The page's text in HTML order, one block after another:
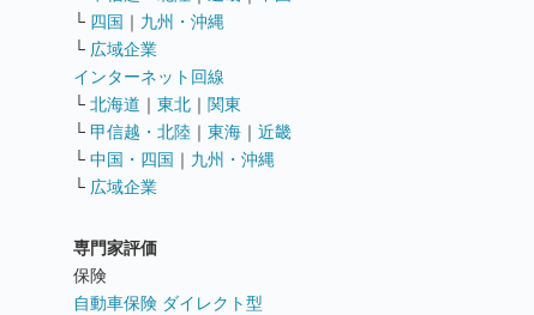
└ 四国 ｜ 九州・沖縄
└ 広域企業
インターネット回線
└ 北海道 ｜ 東北 ｜ 関東
└ 甲信越・北陸 ｜ 東海 ｜ 近畿
└ 中国・四国 ｜ 九州・沖縄
└ 広域企業
専門家評価
保険
自動車保険 ダイレクト型